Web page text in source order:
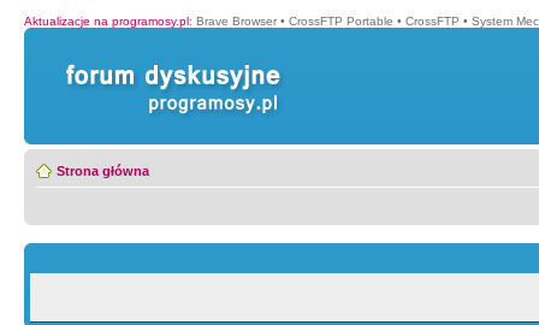
Aktualizacje na programosy.pl: Brave Browser • CrossFTP Portable • CrossFTP • System
Strona główna